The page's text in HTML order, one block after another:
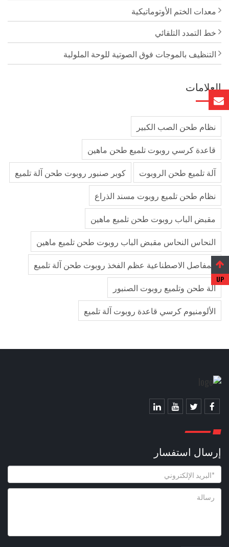
معدات الختم الأوتوماتيكية
خط التمدد التلقائي
التنظيف بالموجات فوق الصوتية للوحة الملولبة
العلامات
نظام طحن الصب الكبير
قاعدة كرسي روبوت تلميع طحن ماهين
آلة تلميع طحن الروبوت
كوبر صنبور روبوت طحن آلة تلميع
نظام طحن تلميع روبوت مسند الذراع
مقبض الباب روبوت طحن تلميع ماهين
النحاس النحاس مقبض الباب روبوت طحن تلميع ماهين
المفاصل الاصطناعية عظم الفخذ روبوت طحن آلة تلميع
آلة طحن وتلميع روبوت الصنبور
الألومنيوم كرسي قاعدة روبوت آلة تلميع
إرسال استفسار